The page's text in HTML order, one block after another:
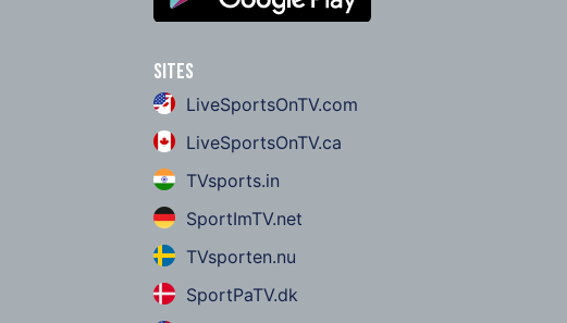
Sites
LiveSportsOnTV.com
LiveSportsOnTV.ca
TVsports.in
SportImTV.net
TVsporten.nu
SportPaTV.dk